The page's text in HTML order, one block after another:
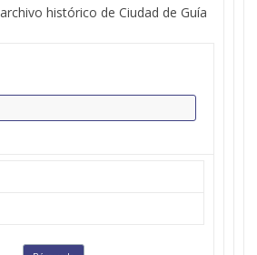
histórico de Ciudad de Guía